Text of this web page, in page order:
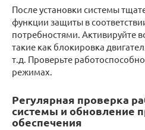
После установки системы
функции защиты в
потребностями. Активируйте
такие как блокировка
т.д. Проверьте
режимах.
Регулярная проверка
системы и обновление
обеспечения